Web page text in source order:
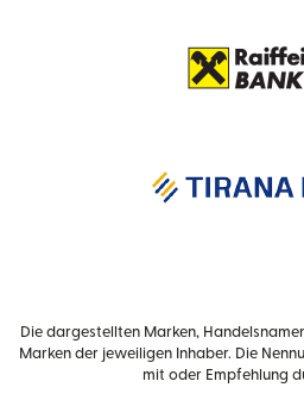
Die dargestellten Marken,
Marken der jeweiligen Inhaber. Die
mit oder Empfehlung